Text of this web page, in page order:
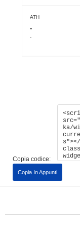
Copia codice:
Copia In Appunti